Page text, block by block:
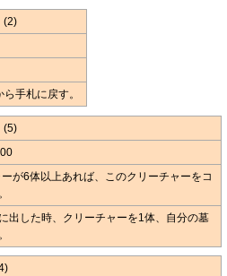
手札に戻す。
が6体以上あれば、このクリーチャーをコ
出した時、クリーチャーを1体、自分の墓